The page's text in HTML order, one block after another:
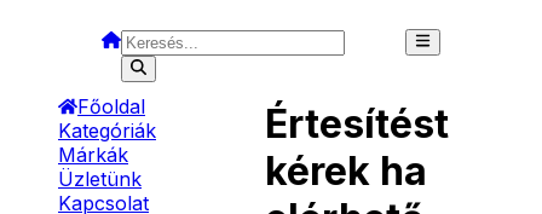
Főoldal
Kategóriák
Márkák
Üzletünk
Kapcsolat
Értesítést
kérek ha